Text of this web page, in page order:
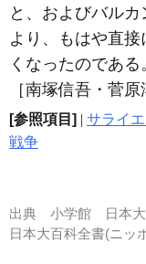
と、およびバル
より、もはや直
くなったのである
［南塚信吾・菅原
[参照項目] | サライ
戦争
出典 小学館 日本大
日本大百科全書(ニ